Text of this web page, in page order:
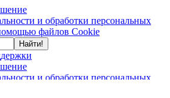
и обработки персональных
файлов Cookie
Найти!
и обработки персональных